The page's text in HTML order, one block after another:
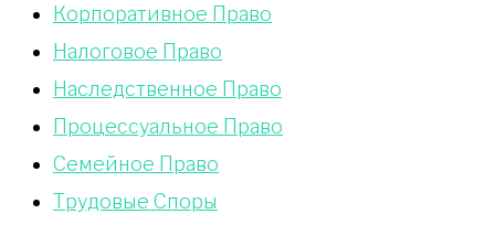
Корпоративное Право
Налоговое Право
Наследственное Право
Процессуальное Право
Сeмейное Право
Трудовые Споры